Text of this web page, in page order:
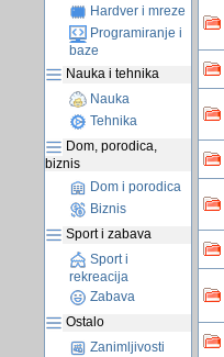
Hardver i mreze
Programiranje i
baze
Nauka i tehnika
Nauka
Tehnika
Dom, porodica,
biznis
Dom i porodica
Biznis
Sport i zabava
Sport i
rekreacija
Zabava
Ostalo
Zanimljivosti